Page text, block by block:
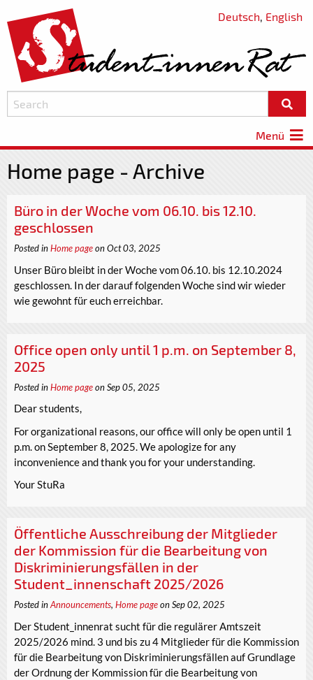
Deutsch, English
Menü
Home page - Archive
Büro in der Woche vom 06.10. bis 12.10.
geschlossen
Posted inHome pageon Oct 03, 2025
Unser Büro bleibt in der Woche vom 06.10. bis 12.10.2024
geschlossen. In der darauf folgenden Woche sind wir wieder
wie gewohnt für euch erreichbar.
Office open only until 1 p.m. on September 8,
2025
Posted inHome pageon Sep 05, 2025
Dear students,
For organizational reasons, our office will only be open until 1
p.m. on September 8, 2025. We apologize for any
inconvenience and thank you for your understanding.
Your StuRa
Öffentliche Ausschreibung der Mitglieder
der Kommission für die Bearbeitung von
Diskriminierungsfällen in der
Student_innenschaft 2025/2026
Posted inAnnouncements, Home pageon Sep 02, 2025
Der Student_innenrat sucht für die regulärer Amtszeit
2025/2026 mind. 3 und bis zu 4 Mitglieder für die Kommission
für die Bearbeitung von Diskriminierungsfällen auf Grundlage
der Ordnung der Kommission für die Bearbeitung von